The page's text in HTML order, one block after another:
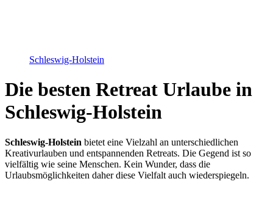
Schleswig-Holstein
Die besten Retreat Urlaube in
Schleswig-Holstein
Schleswig-Holstein bietet eine Vielzahl an unterschiedlichen
Kreativurlauben und entspannenden Retreats. Die Gegend ist so
vielfältig wie seine Menschen. Kein Wunder, dass die
Urlaubsmöglichkeiten daher diese Vielfalt auch wiederspiegeln.